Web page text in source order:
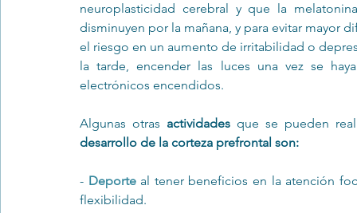
neuroplasticidad cerebral y que la
disminuyen por la mañana, y para evitar mayor
el riesgo en un aumento de irritabilidad o
la tarde, encender las luces una vez se
electrónicos encendidos.
Algunas otras actividades que se pueden
desarrollo de la corteza prefrontal son:
- Deporte al tener beneficios en la atención
flexibilidad.